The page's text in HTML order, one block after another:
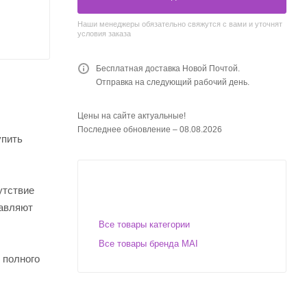
Наши менеджеры обязательно свяжутся с вами и уточнят
условия заказа
Бесплатная доставка Новой Почтой.
Отправка на следующий рабочий день.
Цены на сайте актуальные!
Последнее обновление – 08.08.2026
Все товары категории
Все товары бренда MAI